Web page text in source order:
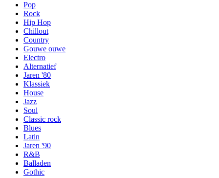
Pop
Rock
Hip Hop
Chillout
Country
Gouwe ouwe
Electro
Alternatief
Jaren '80
Klassiek
House
Jazz
Soul
Classic rock
Blues
Latin
Jaren '90
R&B
Balladen
Gothic